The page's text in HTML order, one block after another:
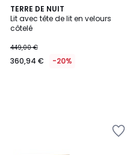
TERRE DE NUIT
Lit avec tête de lit en velours
côtelé
449,00 €
360,94 € -20%